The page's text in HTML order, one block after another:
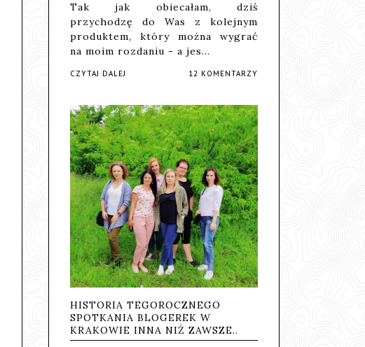
Tak jak obiecałam, dziś
przychodzę do Was z kolejnym
produktem, który można wygrać
na moim rozdaniu - a jes…
CZYTAJ DALEJ 12 KOMENTARZY
HISTORIA TEGOROCZNEGO
SPOTKANIA BLOGEREK W
KRAKOWIE INNA NIŻ ZAWSZE..